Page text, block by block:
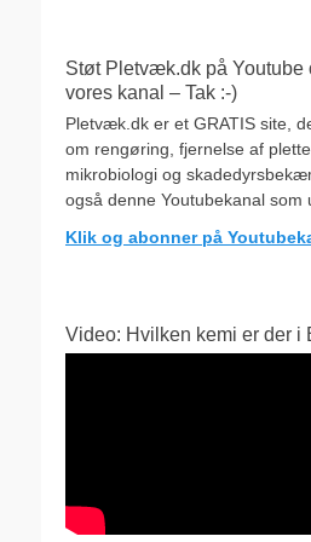
Støt Pletvæk.dk på Youtube
vores kanal – Tak :-)
Pletvæk.dk er et GRATIS site,
om rengøring, fjernelse af
mikrobiologi og
også denne Youtubekanal som
Klik og abonner på
Video: Hvilken kemi er der i